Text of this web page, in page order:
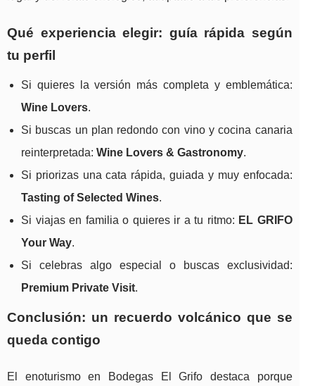
Qué experiencia elegir: guía rápida según
tu perfil
Si quieres la versión más completa y emblemática:
Wine Lovers.
Si buscas un plan redondo con vino y cocina canaria
reinterpretada: Wine Lovers & Gastronomy.
Si priorizas una cata rápida, guiada y muy enfocada:
Tasting of Selected Wines.
Si viajas en familia o quieres ir a tu ritmo: EL GRIFO
Your Way.
Si celebras algo especial o buscas exclusividad:
Premium Private Visit.
Conclusión: un recuerdo volcánico que se
queda contigo
El enoturismo en Bodegas El Grifo destaca porque